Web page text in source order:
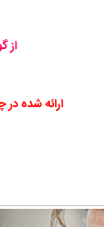
از
ارائه شده